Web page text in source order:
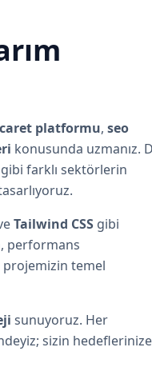
platformu, seo
konusunda uzmanız.
farklı sektörlerin
Tailwind CSS gibi
performans
temel
sunuyoruz. Her
sizin hedeflerinize